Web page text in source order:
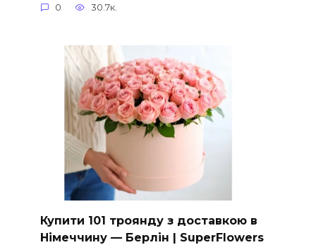
0 30.7к.
Купити 101 троянду з доставкою в
Німеччину — Берлін | SuperFlowers